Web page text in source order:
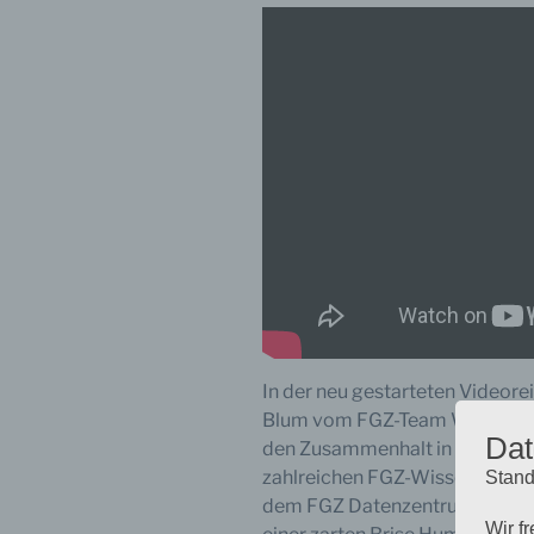
In der neu gestarteten
Blum vom FGZ-Team
den Zusammenhalt in unserer
zahlreichen FGZ-
dem FGZ Datenzentrum und
Wir